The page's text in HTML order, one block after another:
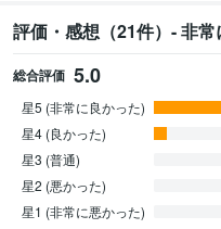
評価・感想（21件）- 非
総合評価 5.0
星5 (非常に良かった)
星4 (良かった)
星3 (普通)
星2 (悪かった)
星1 (非常に悪かった)